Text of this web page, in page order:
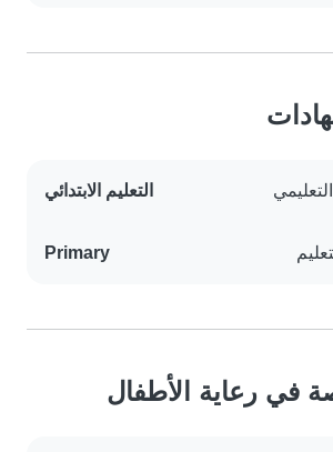
التعليم الابتدائي
Primary
في رعاية الأطفال